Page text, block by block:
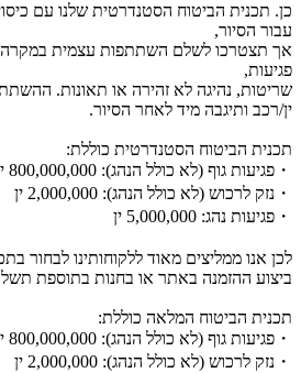
כן. תכנית הביטוח הסטנדרטית שלנו עם
עבור הסיור,
אך תצטרכו לשלם השתתפות עצמית במקרה
פגיעות,
ין/רכב ותיגבה מיד לאחר הסיור.
תכנית הביטוח הסטנדרטית כוללת:
・פגיעות גוף (לא כולל הנהג): 800,000,000 ין
・נזק לרכוש (לא כולל הנהג): 2,000,000 ין
・פגיעות נהג: 5,000,000 ין
לכן אנו ממליצים מאוד ללקוחותינו לבחור
ביצוע ההזמנה באתר או בחנות בתוספת
תכנית הביטוח המלאה כוללת:
・פגיעות גוף (לא כולל הנהג): 800,000,000 ין
・נזק לרכוש (לא כולל הנהג): 2,000,000 ין